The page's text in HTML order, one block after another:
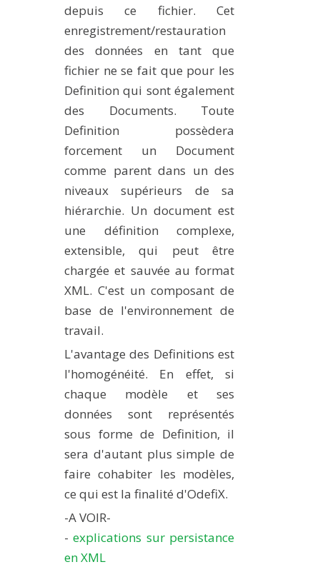
depuis ce fichier. Cet
enregistrement/restauration
des données en tant que
fichier ne se fait que pour les
Definition qui sont également
des Documents. Toute
Definition possèdera
forcement un Document
comme parent dans un des
niveaux supérieurs de sa
hiérarchie. Un document est
une définition complexe,
extensible, qui peut être
chargée et sauvée au format
XML. C'est un composant de
base de l'environnement de
travail.
L'avantage des Definitions est
l'homogénéité. En effet, si
chaque modèle et ses
données sont représentés
sous forme de Definition, il
sera d'autant plus simple de
faire cohabiter les modèles,
ce qui est la finalité d'OdefiX.
-A VOIR-
-explications sur persistance
en XML